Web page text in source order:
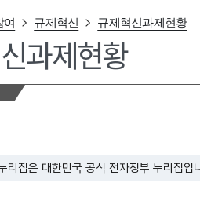
여 규제혁신 규제혁신과제현황
과제현황